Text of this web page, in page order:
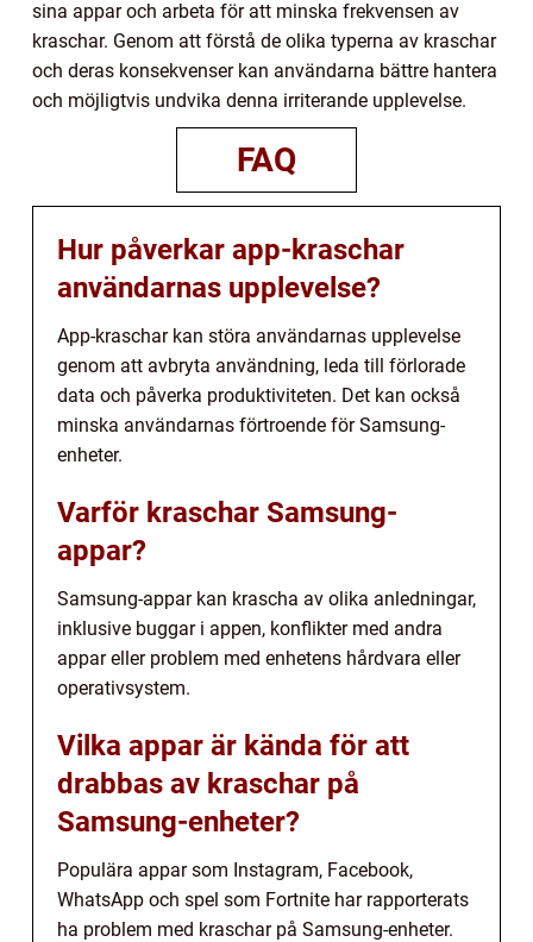
sina appar och arbeta för att minska frekvensen av
kraschar. Genom att förstå de olika typerna av kraschar
och deras konsekvenser kan användarna bättre hantera
och möjligtvis undvika denna irriterande upplevelse.
FAQ
Hur påverkar app-kraschar
användarnas upplevelse?
App-kraschar kan störa användarnas upplevelse
genom att avbryta användning, leda till förlorade
data och påverka produktiviteten. Det kan också
minska användarnas förtroende för Samsung-
enheter.
Varför kraschar Samsung-
appar?
Samsung-appar kan krascha av olika anledningar,
inklusive buggar i appen, konflikter med andra
appar eller problem med enhetens hårdvara eller
operativsystem.
Vilka appar är kända för att
drabbas av kraschar på
Samsung-enheter?
Populära appar som Instagram, Facebook,
WhatsApp och spel som Fortnite har rapporterats
ha problem med kraschar på Samsung-enheter.